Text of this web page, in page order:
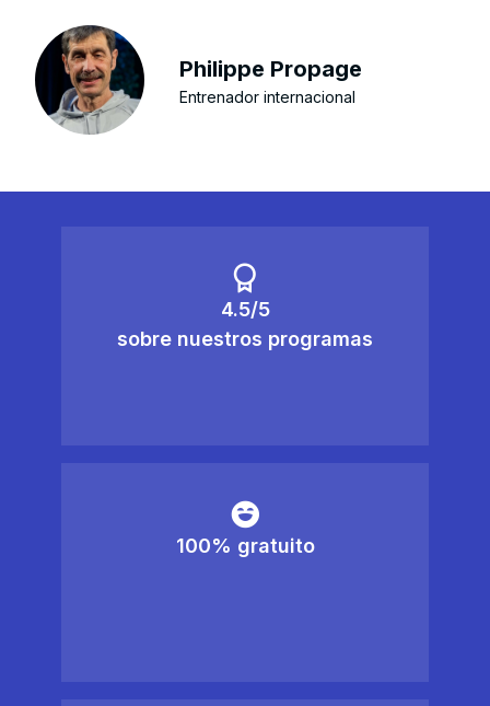
Philippe Propage
Entrenador internacional
4.5/5
sobre nuestros programas
100% gratuito